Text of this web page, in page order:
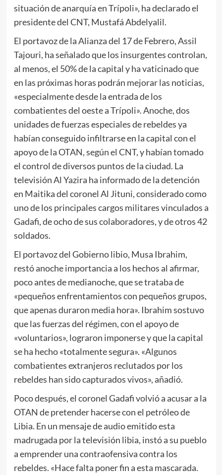
situación de anarquía en Trípoli», ha declarado el
presidente del CNT, Mustafá Abdelyalil.
El portavoz de la Alianza del 17 de Febrero, Assil
Tajouri, ha señalado que los insurgentes controlan,
al menos, el 50% de la capital y ha vaticinado que
en las próximas horas podrán mejorar las noticias,
«especialmente desde la entrada de los
combatientes del oeste a Trípoli». Anoche, dos
unidades de fuerzas especiales de rebeldes ya
habían conseguido infiltrarse en la capital con el
apoyo de la OTAN, según el CNT, y habían tomado
el control de diversos puntos de la ciudad. La
televisión Al Yazira ha informado de la detención
en Maitika del coronel Al Jituni, considerado como
uno de los principales cargos militares vinculados a
Gadafi, de ocho de sus colaboradores, y de otros 42
soldados.
El portavoz del Gobierno libio, Musa Ibrahim,
restó anoche importancia a los hechos al afirmar,
poco antes de medianoche, que se trataba de
«pequeños enfrentamientos con pequeños grupos,
que apenas duraron media hora». Ibrahim sostuvo
que las fuerzas del régimen, con el apoyo de
«voluntarios», lograron imponerse y que la capital
se ha hecho «totalmente segura». «Algunos
combatientes extranjeros reclutados por los
rebeldes han sido capturados vivos», añadió.
Poco después, el coronel Gadafi volvió a acusar a la
OTAN de pretender hacerse con el petróleo de
Libia. En un mensaje de audio emitido esta
madrugada por la televisión libia, instó a su pueblo
a emprender una contraofensiva contra los
rebeldes. «Hace falta poner fin a esta mascarada.